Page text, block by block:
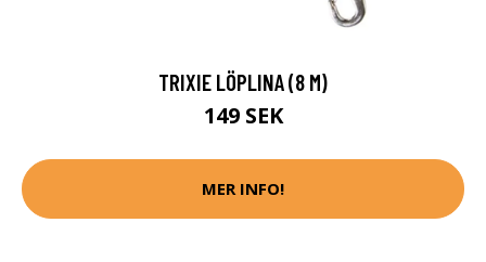
TRIXIE LÖPLINA (8 M)
149 SEK
MER INFO!